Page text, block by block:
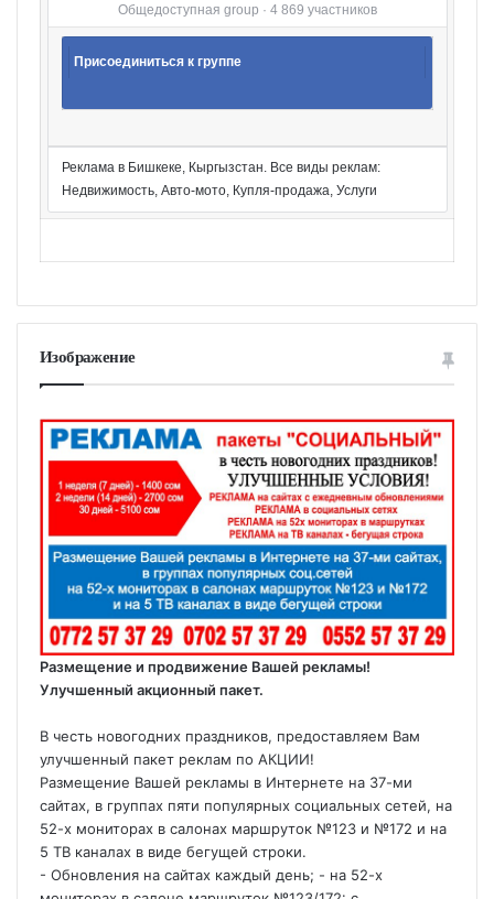
Общедоступная group · 4 869 участников
Присоединиться к группе
Реклама в Бишкеке, Кыргызстан. Все виды реклам:
Недвижимость, Авто-мото, Купля-продажа, Услуги
Изображение
Размещение и продвижение Вашей рекламы!
Улучшенный акционный пакет.
В честь новогодних праздников, предоставляем Вам
улучшенный пакет реклам по АКЦИИ!
Размещение Вашей рекламы в Интернете на 37-ми
сайтах, в группах пяти популярных социальных сетей, на
52-х мониторах в салонах маршруток №123 и №172 и на
5 ТВ каналах в виде бегущей строки.
- Обновления на сайтах каждый день; - на 52-х